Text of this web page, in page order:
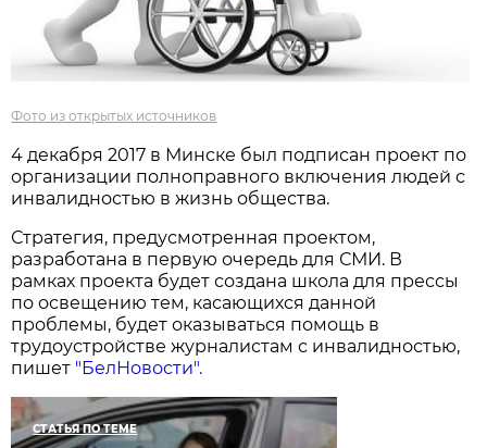
Фото из открытых источников
4 декабря 2017 в Минске был подписан проект по
организации полноправного включения людей с
инвалидностью в жизнь общества.
Стратегия, предусмотренная проектом,
разработана в первую очередь для СМИ. В
рамках проекта будет создана школа для прессы
по освещению тем, касающихся данной
проблемы, будет оказываться помощь в
трудоустройстве журналистам с инвалидностью,
пишет "БелНовости".
СТАТЬЯ ПО ТЕМЕ